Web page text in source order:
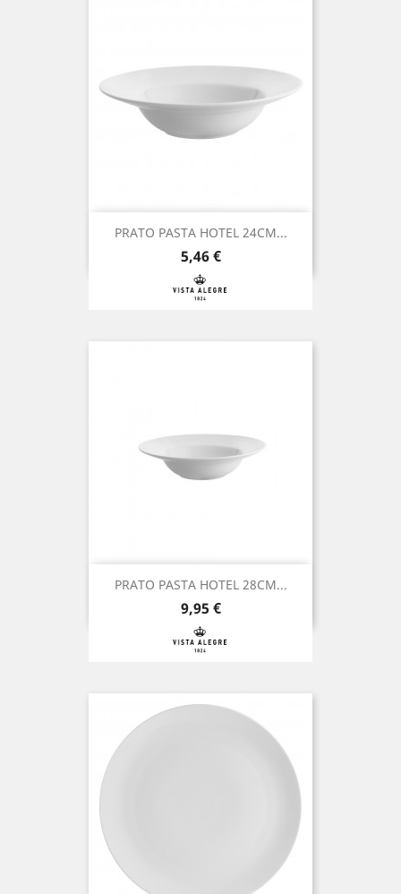
PRATO PASTA HOTEL 24CM...
Preço
5,46 €
PRATO PASTA HOTEL 28CM...
Preço
9,95 €